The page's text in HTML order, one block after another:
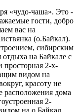
«чудо-чаша». Это -
гости, добро
вас на
(о.Байкал).
сибирским
на Байкале с
просторная 2-х-
видом на
красоту не
расположения дома
2-
на о.Байкал